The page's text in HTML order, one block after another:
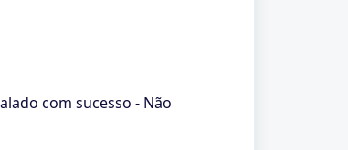
com sucesso - Não